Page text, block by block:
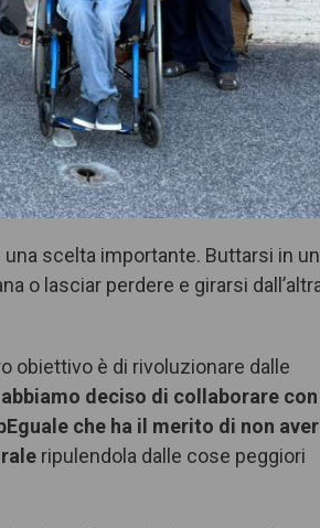
scelta importante. Buttarsi in
o lasciar perdere e girarsi
obiettivo è di rivoluzionare dalle
abbiamo deciso di collaborare con
che ha il merito di non aver
ripulendola dalle cose peggiori